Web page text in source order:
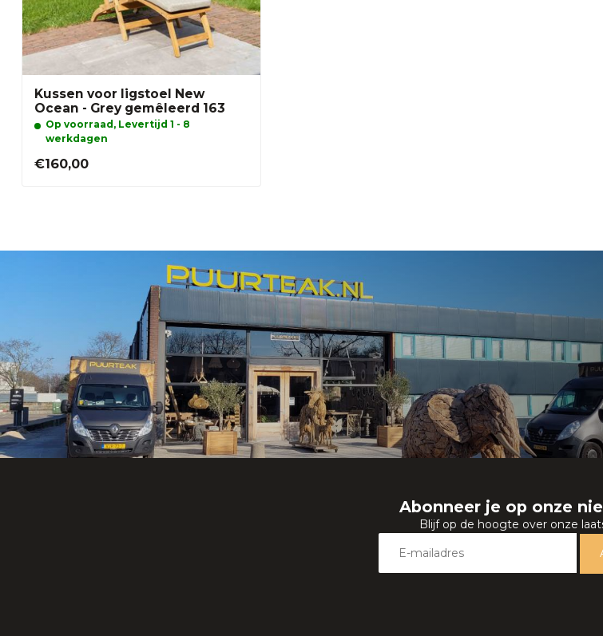
Kussen voor ligstoel New
Ocean - Grey gemêleerd 163
Op voorraad, Levertijd 1 - 8
werkdagen
€160,00
Abonneer je op onze
Blijf op de hoogte over onze